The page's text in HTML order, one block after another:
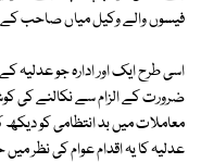
فیسوں والے وکیل میاں صاحب کے
اسی طرح ایک اور ادارہ جو عدلیہ
ضرورت کے الزام سے نکالنے کی
معاملات میں بد انتظامی کو
عدلیہ کا یہ اقدام عوام کی نظر